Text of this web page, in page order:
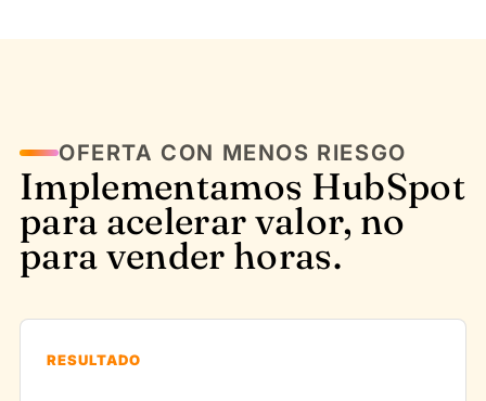
OFERTA CON MENOS RIESGO
Implementamos HubSpot
para acelerar valor, no
para vender horas.
RESULTADO